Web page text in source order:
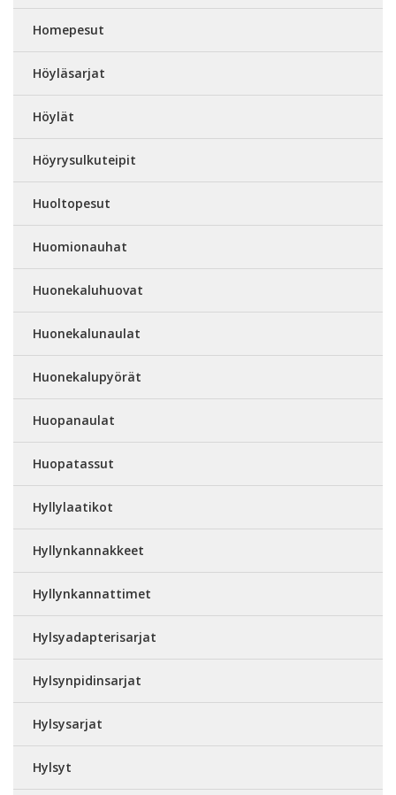
Homepesut
Höyläsarjat
Höylät
Höyrysulkuteipit
Huoltopesut
Huomionauhat
Huonekaluhuovat
Huonekalunaulat
Huonekalupyörät
Huopanaulat
Huopatassut
Hyllylaatikot
Hyllynkannakkeet
Hyllynkannattimet
Hylsyadapterisarjat
Hylsynpidinsarjat
Hylsysarjat
Hylsyt